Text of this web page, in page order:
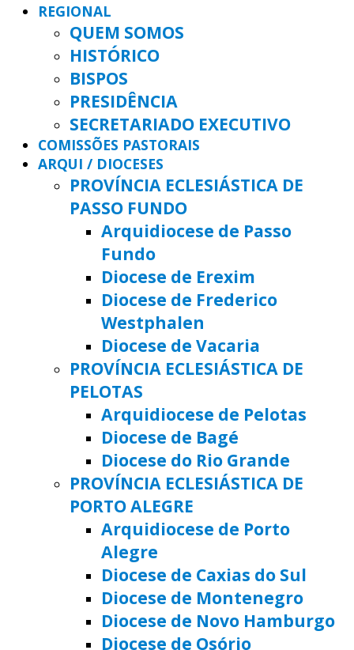
REGIONAL
QUEM SOMOS
HISTÓRICO
BISPOS
PRESIDÊNCIA
SECRETARIADO EXECUTIVO
COMISSÕES PASTORAIS
ARQUI / DIOCESES
PROVÍNCIA ECLESIÁSTICA DE
PASSO FUNDO
Arquidiocese de Passo
Fundo
Diocese de Erexim
Diocese de Frederico
Westphalen
Diocese de Vacaria
PROVÍNCIA ECLESIÁSTICA DE
PELOTAS
Arquidiocese de Pelotas
Diocese de Bagé
Diocese do Rio Grande
PROVÍNCIA ECLESIÁSTICA DE
PORTO ALEGRE
Arquidiocese de Porto
Alegre
Diocese de Caxias do Sul
Diocese de Montenegro
Diocese de Novo Hamburgo
Diocese de Osório